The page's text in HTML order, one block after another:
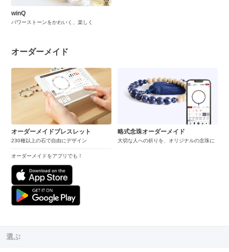
winQ
パワーストーンをかわいく、楽しく
オーダーメイド
オーダーメイドブレスレット
230種以上の石で自由にデザイン
オーダーメイドをアプリでも！
略式念珠オーダーメイド
大切な人への祈りを、オリジナルの念珠に
選ぶ